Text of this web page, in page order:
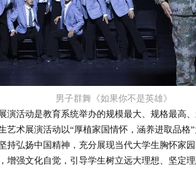
男子群舞《如果你不是英雄》
活动是教育系统举办的规模最大、规格最高、
艺术展演活动以“厚植家国情怀，涵养进取品格
持弘扬中国精神，充分展现当代大学生胸怀家
增强文化自觉，引导学生树立远大理想、坚定理